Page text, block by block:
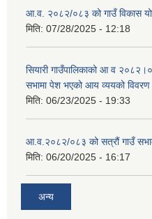
आ.व. २०८२/०८३ को गाउँ विकास
मिति: 07/28/2025 - 12:18
सियारी गाउँपालिकाको आ व
सभामा पेश भएको आय व्ययको विवरण
मिति: 06/23/2025 - 19:33
आ.व.२०८२/०८३ को सत्रौं गाउँ
मिति: 06/20/2025 - 16:17
अन्य